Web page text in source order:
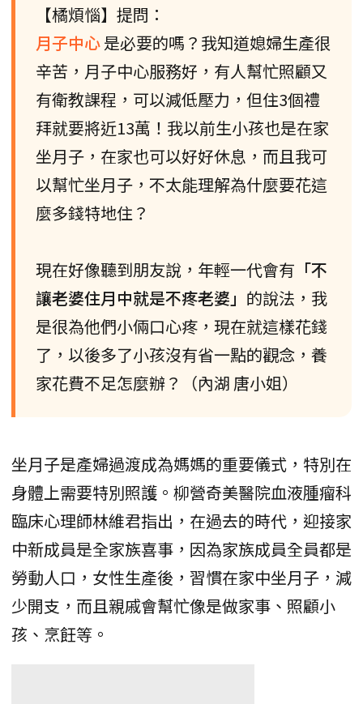
【橘煩惱】提問：
月子中心是必要的嗎？我知道媳婦生產很
辛苦，月子中心服務好，有人幫忙照顧又
有衛教課程，可以減低壓力，但住3個禮
拜就要將近13萬！我以前生小孩也是在家
坐月子，在家也可以好好休息，而且我可
以幫忙坐月子，不太能理解為什麼要花這
麼多錢特地住？
現在好像聽到朋友說，年輕一代會有 「不
讓老婆住月中就是不疼老婆」 的說法，我
是很為他們小倆口心疼，現在就這樣花錢
了，以後多了小孩沒有省一點的觀念，養
家花費不足怎麼辦？（內湖 唐小姐）
坐月子是產婦過渡成為媽媽的重要儀式，特別在
身體上需要特別照護。柳營奇美醫院血液腫瘤科
臨床心理師林維君指出，在過去的時代，迎接家
中新成員是全家族喜事，因為家族成員全員都是
勞動人口，女性生產後，習慣在家中坐月子，減
少開支，而且親戚會幫忙像是做家事、照顧小
孩、烹飪等。